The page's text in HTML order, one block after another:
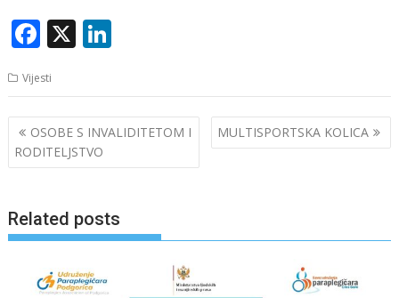
F
e
b
o
o
k
X
k
e
dI
n
Vijesti
Navigacija
članaka
OSOBE S INVALIDITETOM I
RODITELJSTVO
MULTISPORTSKA KOLICA
Related posts